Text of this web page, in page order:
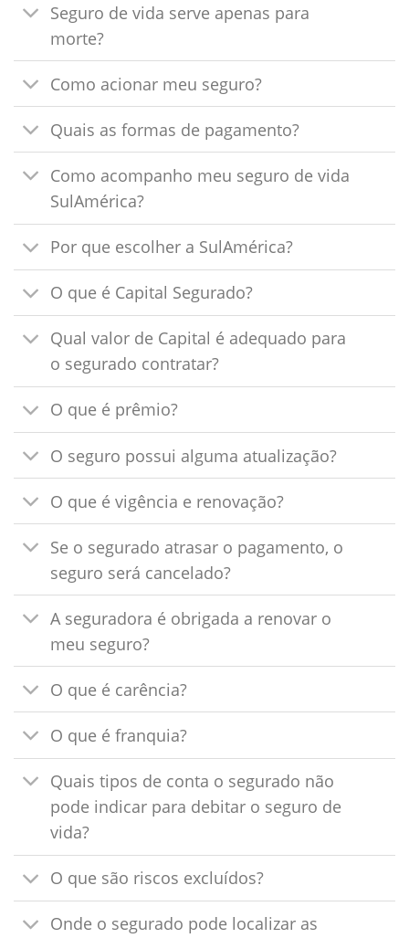
Seguro de vida serve apenas para
morte?
Como acionar meu seguro?
Quais as formas de pagamento?
Como acompanho meu seguro de vida
SulAmérica?
Por que escolher a SulAmérica?
O que é Capital Segurado?
Qual valor de Capital é adequado para
o segurado contratar?
O que é prêmio?
O seguro possui alguma atualização?
O que é vigência e renovação?
Se o segurado atrasar o pagamento, o
seguro será cancelado?
A seguradora é obrigada a renovar o
meu seguro?
O que é carência?
O que é franquia?
Quais tipos de conta o segurado não
pode indicar para debitar o seguro de
vida?
O que são riscos excluídos?
Onde o segurado pode localizar as